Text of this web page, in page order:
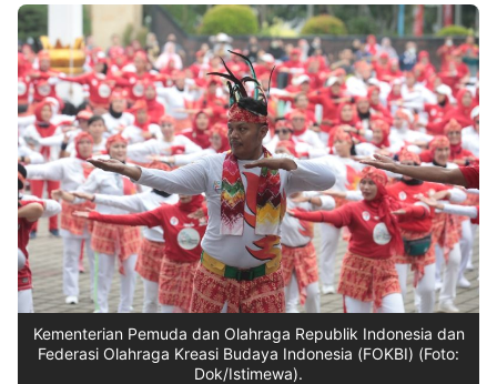
Partner
Insight
NTB
Suara
Time
Lens
IDN
Daily
Jogja
Jalan
Rakyat
Idealita
News
Kita
Notice
Radar
Baru
Seedbacklink
Follow
Kabarbaru
Kementerian Pemuda dan Olahraga Republik Indonesia dan
Federasi Olahraga Kreasi Budaya Indonesia (FOKBI) (Foto:
Dok/Istimewa).